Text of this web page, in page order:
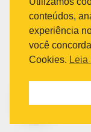
Rio de
Telefone:
(21) 3278-
(21) 3995-
Avenida
conteúdos,
experiência
você
Cookies. Leia